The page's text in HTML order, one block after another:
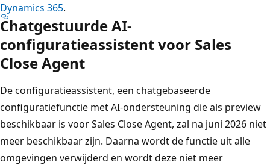
Dynamics 365.
Chatgestuurde AI-
configuratieassistent voor Sales
Close Agent
De configuratieassistent, een chatgebaseerde
configuratiefunctie met AI-ondersteuning die als preview
beschikbaar is voor Sales Close Agent, zal na juni 2026 niet
meer beschikbaar zijn. Daarna wordt de functie uit alle
omgevingen verwijderd en wordt deze niet meer